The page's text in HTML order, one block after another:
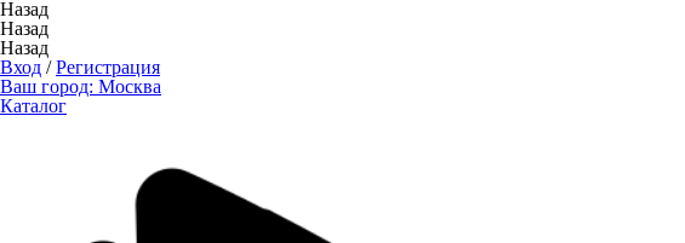
Назад
Назад
Назад
Вход /Регистрация
Ваш город: Москва
Каталог